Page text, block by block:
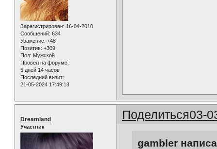
Зарегистрирован: 16-04-2010
Сообщений: 634
Уважение: +48
Позитив: +309
Пол: Мужской
Провел на форуме:
5 дней 14 часов
Последний визит:
21-05-2024 17:49:13
Поделиться03-
Dreamland
Участник
gambler